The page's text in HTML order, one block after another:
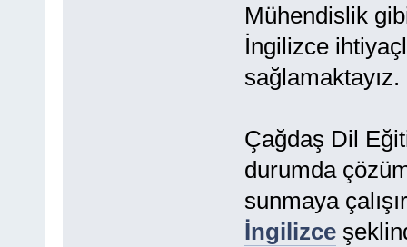
Mühendislik
İngilizce
sağlamaktayız.
Çağdaş Dil
durumda
sunmaya
İngilizce